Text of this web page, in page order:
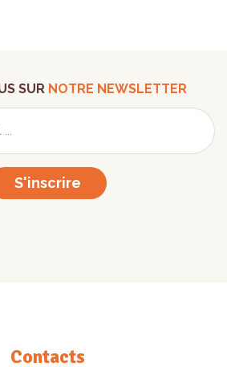
SUR NOTRE NEWSLETTER
S'inscrire
Contacts